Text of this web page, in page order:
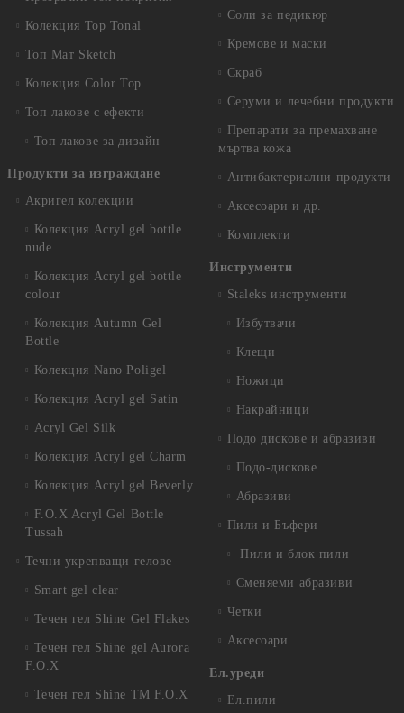
Колекция Top Tonal
Топ Мат Sketch
Колекция Color Top
Топ лакове с ефекти
Топ лакове за дизайн
Продукти за изграждане
Акригел колекции
Колекция Acryl gel bottle
nude
Колекция Acryl gel bottle
colour
Колекция Autumn Gel
Bottle
Колекция Nano Poligel
Колекция Acryl gel Satin
Acryl Gel Silk
Колекция Acryl gel Charm
Колекция Acryl gel Beverly
F.O.X Acryl Gel Bottle
Tussah
Течни укрепващи гелове
Smart gel clear
Течен гел Shine Gel Flakes
Течен гел Shine gel Aurora
F.O.X
Течен гел Shine TM F.O.X
Соли за педикюр
Кремове и маски
Скраб
Серуми и лечебни продукти
Препарати за премахване
мъртва кожа
Антибактериални продукти
Аксесоари и др.
Комплекти
Инструменти
Staleks инструменти
Избутвачи
Клещи
Ножици
Накрайници
Подо дискове и абразиви
Подо-дискове
Абразиви
Пили и Бъфери
Пили и блок пили
Сменяеми абразиви
Четки
Аксесоари
Ел.уреди
Ел.пили